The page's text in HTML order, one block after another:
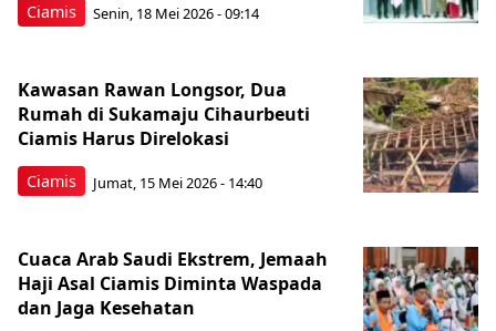
Ciamis Senin, 18 Mei 2026 - 09:14
Ciamis
Kawasan Rawan Longsor, Dua
Rumah di Sukamaju Cihaurbeuti
Ciamis Harus Direlokasi
Jumat, 15 Mei 2026 - 14:40
Cuaca Arab Saudi Ekstrem, Jemaah
Haji Asal Ciamis Diminta Waspada
dan Jaga Kesehatan